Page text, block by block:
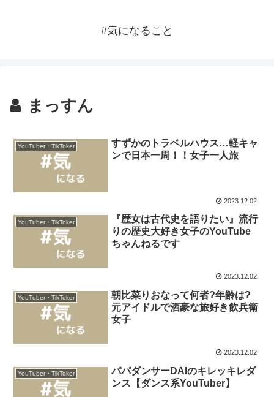
#気になること
まっすん
YouTuber・TikToker
すずかのトラベルハウス…軽キャ
ンで日本一周！！女子一人旅
2023.12.02
YouTuber・TikToker
『歴女は古代史を語りたい』流行
りの歴史大好き女子のYouTube
ちゃんねるです
2023.12.02
YouTuber・TikToker
朝比菜りおなって何者?年齢は?
元アイドルで酒豪な旅好き飲兵衛
女子
2023.12.02
YouTuber・TikToker
パパダンサーDAIのキレッキレダ
ンス【ダンス系YouTuber】